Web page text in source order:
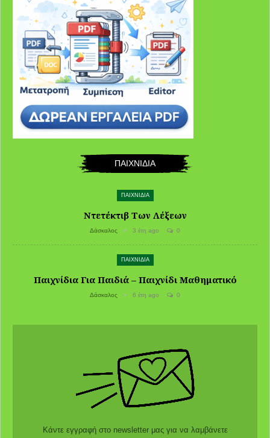
ΠΑΙΧΝΙΔΙΑ
ΠΑΙΧΝΙΔΙΑ
Ντετέκτιβ Των Λέξεων
Δάσκαλος 3 έτη ago 0
ΠΑΙΧΝΙΔΙΑ
Παιχνίδια Για Παιδιά – Παιχνίδι Μαθηματικό
Δάσκαλος 6 έτη ago 0
Κάντε εγγραφή στο newsletter μας για να λαμβάνετε